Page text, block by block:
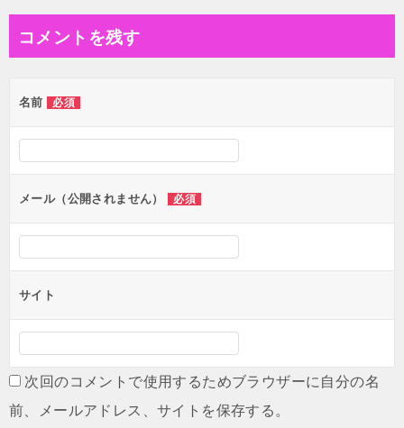
ビ
ー
シ
ン
コメントを残す
名前 必須
メール（公開されません） 必須
サイト
次回のコメントで使用するためブラウザーに自分の名
前、メールアドレス、サイトを保存する。